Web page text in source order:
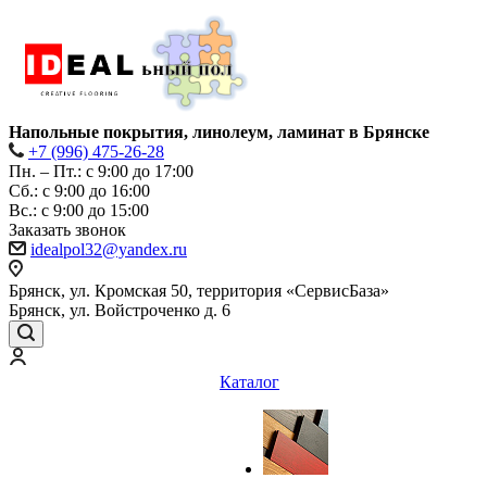
Напольные покрытия, линолеум, ламинат в Брянске
+7 (996) 475-26-28
Пн. – Пт.: с 9:00 до 17:00
Сб.: с 9:00 до 16:00
Bc.: с 9:00 до 15:00
Заказать звонок
idealpol32@yandex.ru
Брянск, ул. Кромская 50, территория «СервисБаза»
Брянск, ул. Войстроченко д. 6
Каталог